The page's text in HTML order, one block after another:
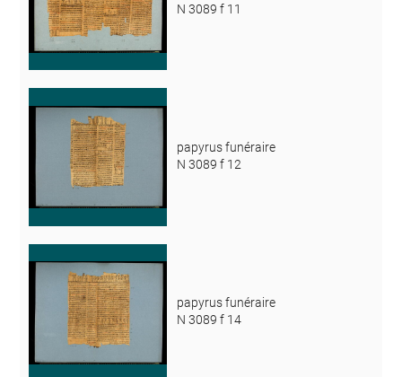
N 3089 f 11
papyrus funéraire
N 3089 f 12
papyrus funéraire
N 3089 f 14